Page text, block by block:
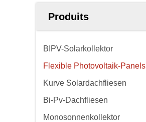
Produits
BIPV-Solarkollektor
Flexible Photovoltaik-Panels
Kurve Solardachfliesen
Bi-Pv-Dachfliesen
Monosonnenkollektor